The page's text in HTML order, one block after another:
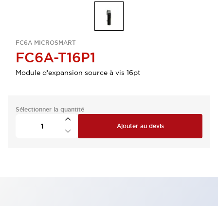
FC6A MICROSMART
FC6A-T16P1
Module d'expansion source à vis 16pt
Sélectionner la quantité
Ajouter au devis